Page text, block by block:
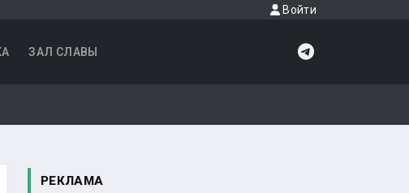
Войти
ЗАЛ СЛАВЫ
РЕКЛАМА